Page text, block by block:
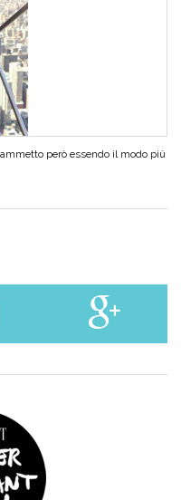
però essendo il modo più